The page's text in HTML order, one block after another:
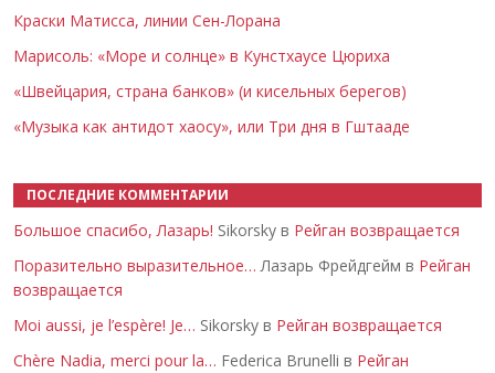
Краски Матисса, линии Сен-Лорана
Марисоль: «Море и солнце» в Кунстхаусе Цюриха
«Швейцария, страна банков» (и кисельных берегов)
«Музыка как антидот хаосу», или Три дня в Гштааде
ПОСЛЕДНИЕ КОММЕНТАРИИ
Большое спасибо, Лазарь! Sikorsky в Рейган возвращается
Поразительно выразительное… Лазарь Фрейдгейм в Рейган
возвращается
Moi aussi, je l’espère! Je… Sikorsky в Рейган возвращается
Chère Nadia, merci pour la… Federica Brunelli в Рейган